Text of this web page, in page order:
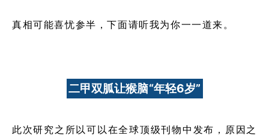
真相可能喜忧参半，下面请听我为你一一道来。
二甲双胍让猴脑“年轻6岁”
此次研究之所以可以在全球顶级刊物中发布，原因之